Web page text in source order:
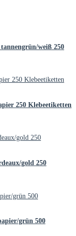
weiß 250
250 Klebeetiketten
gold 250
grün 500